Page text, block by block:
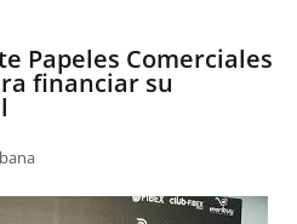
Papeles Comerciales
financiar su